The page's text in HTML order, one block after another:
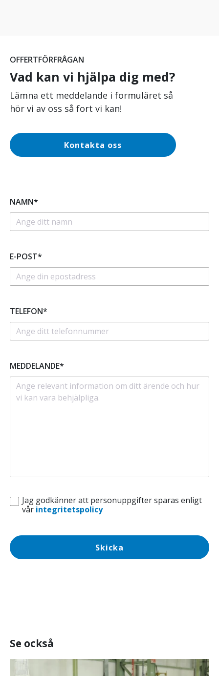
OFFERTFÖRFRÅGAN
Vad kan vi hjälpa dig med?
Lämna ett meddelande i formuläret så
hör vi av oss så fort vi kan!
Kontakta oss
NAMN*
E-POST*
TELEFON*
MEDDELANDE*
Jag godkänner att personuppgifter sparas enligt
vår integritetspolicy
Skicka
Se också